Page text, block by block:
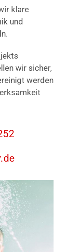
klare
und
wir sicher,
werden